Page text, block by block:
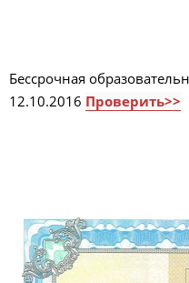
Бессрочная
12.10.2016 Проверить>>